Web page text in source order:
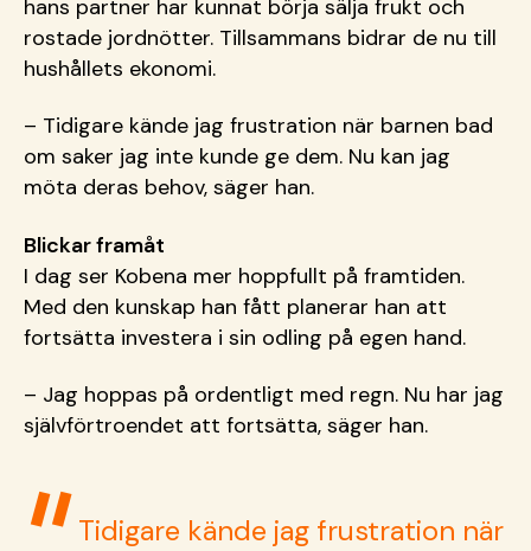
hans partner har kunnat börja sälja frukt och
rostade jordnötter. Tillsammans bidrar de nu till
hushållets ekonomi.
– Tidigare kände jag frustration när barnen bad
om saker jag inte kunde ge dem. Nu kan jag
möta deras behov, säger han.
Blickar framåt
I dag ser Kobena mer hoppfullt på framtiden.
Med den kunskap han fått planerar han att
fortsätta investera i sin odling på egen hand.
– Jag hoppas på ordentligt med regn. Nu har jag
självförtroendet att fortsätta, säger han.
Tidigare kände jag frustration när